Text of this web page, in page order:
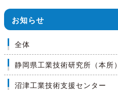
お知らせ
全体
静岡県工業技術研究所（本所）
沼津工業技術支援センター